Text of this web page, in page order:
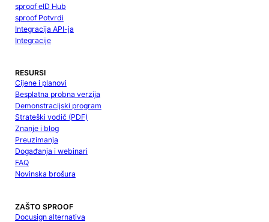
sproof eID Hub
sproof Potvrdi
Integracija API-ja
Integracije
RESURSI
Cijene i planovi
Besplatna probna verzija
Demonstracijski program
Strateški vodič (PDF)
Znanje i blog
Preuzimanja
Događanja i webinari
FAQ
Novinska brošura
ZAŠTO SPROOF
Docusign alternativa